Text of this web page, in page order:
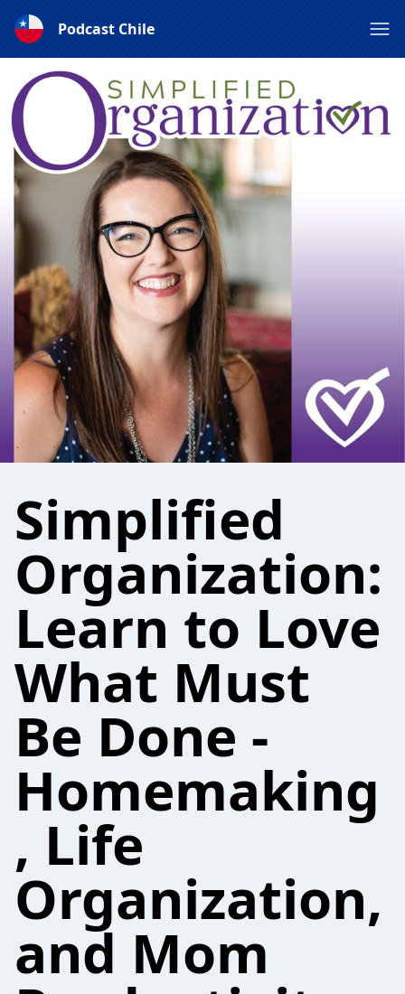
Podcast Chile
Simplified
Organization:
Learn to Love
What Must
Be Done -
Homemaking
, Life
Organization,
and Mom